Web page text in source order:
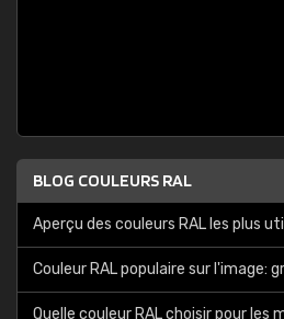
BLOG COULEURS RAL
Aperçu des couleurs RAL les plus
Couleur RAL populaire sur l'image:
Quelle couleur RAL choisir pour les